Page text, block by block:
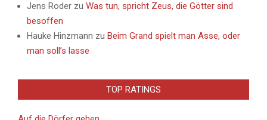
Jens Roder zu Was tun, spricht Zeus, die Götter sind
besoffen
Hauke Hinzmann zu Beim Grand spielt man Asse, oder
man soll’s lasse
TOP RATINGS